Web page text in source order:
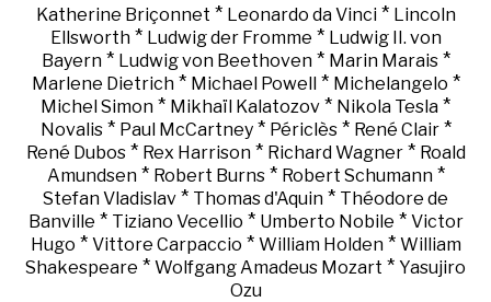
Katherine Briçonnet * Leonardo da Vinci* Lincoln
Ellsworth* Ludwig der Fromme * Ludwig II. von
Bayern* Ludwig von Beethoven* Marin Marais*
Marlene Dietrich* Michael Powell* Michelangelo *
Michel Simon * Mikhaïl Kalatozov * Nikola Tesla *
Novalis* Paul McCartney* Périclès* René Clair*
René Dubos* Rex Harrison* Richard Wagner* Roald
Amundsen* Robert Burns* Robert Schumann*
Stefan Vladislav * Thomas d'Aquin * Théodore de
Banville * Tiziano Vecellio * Umberto Nobile * Victor
Hugo * Vittore Carpaccio * William Holden* William
Shakespeare * Wolfgang Amadeus Mozart * Yasujiro
Ozu